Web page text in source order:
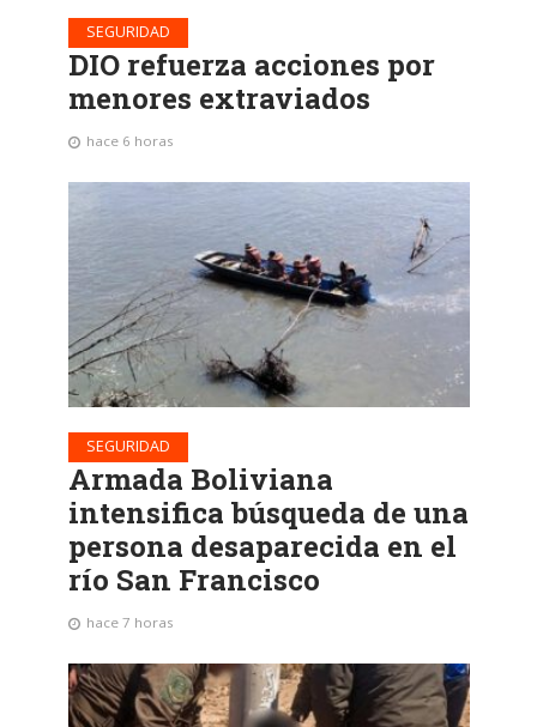
SEGURIDAD
DIO refuerza acciones por
menores extraviados
hace 6 horas
SEGURIDAD
Armada Boliviana
intensifica búsqueda de una
persona desaparecida en el
río San Francisco
hace 7 horas